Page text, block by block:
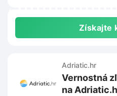
Získajte
Adriatic.hr
Vernostná
na